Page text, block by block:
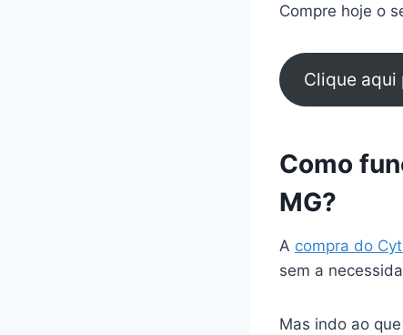
Compre hoje o
Clique aqui
Como
MG?
A compra do
sem a
Mas indo ao